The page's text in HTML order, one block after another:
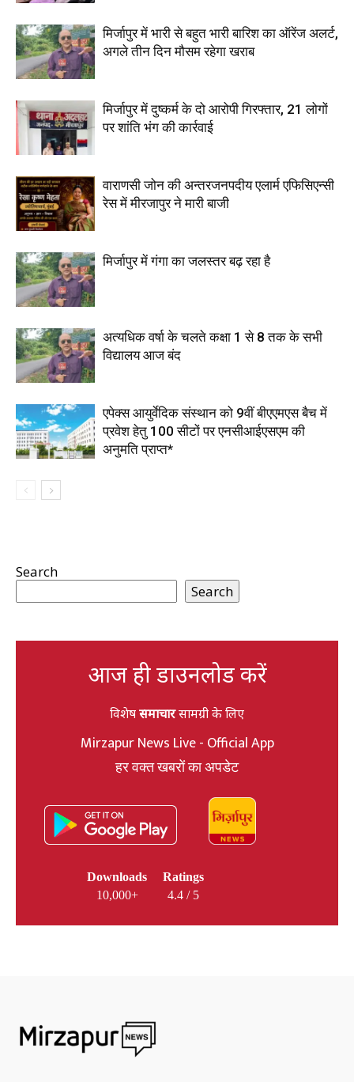
मिर्जापुर में भारी से बहुत भारी बारिश का ऑरेंज अलर्ट,
अगले तीन दिन मौसम रहेगा खराब
मिर्जापुर में दुष्कर्म के दो आरोपी गिरफ्तार, 21 लोगों
पर शांति भंग की कार्रवाई
वाराणसी जोन की अन्तरजनपदीय एलार्म एफिसिएन्सी
रेस में मीरजापुर ने मारी बाजी
मिर्जापुर में गंगा का जलस्तर बढ़ रहा है
अत्यधिक वर्षा के चलते कक्षा 1 से 8 तक के सभी
विद्यालय आज बंद
एपेक्स आयुर्वेदिक संस्थान को 9वीं बीएएमएस बैच में
प्रवेश हेतु 100 सीटों पर एनसीआईएसएम की
अनुमति प्राप्त*
Search
Search
आज ही डाउनलोड करें
विशेषसमाचारसामग्री के लिए
Mirzapur News Live - Official App
हर वक्त खबरों का अपडेट
Downloads
10,000+
Ratings
4.4 / 5